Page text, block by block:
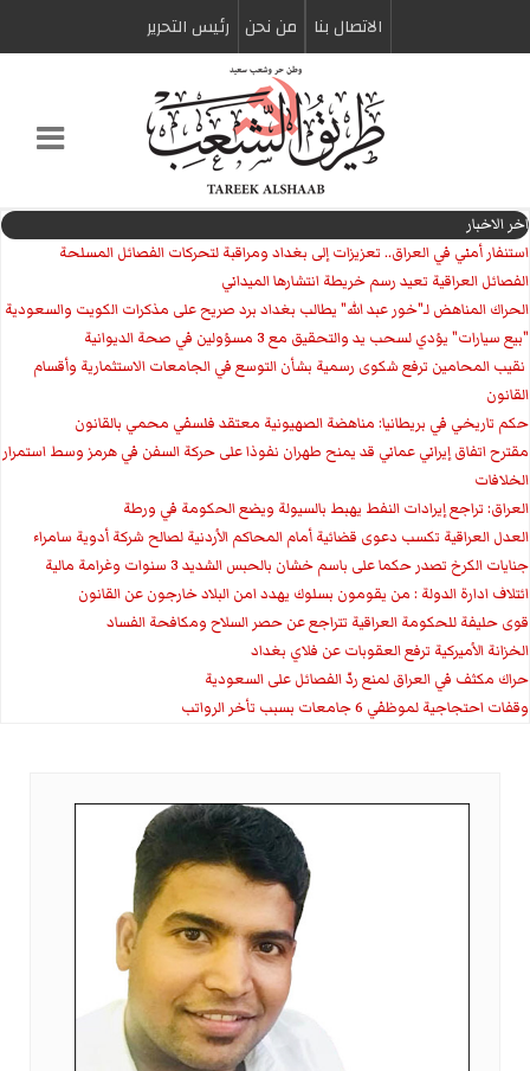
الاتصال بنا من نحن رئیس التحریر
اخر الاخبار
استنفار أمني في العراق.. تعزيزات إلى بغداد ومراقبة لتحركات الفصائل المسلحة
الفصائل العراقية تعيد رسم خريطة انتشارها الميداني
الحراك المناهض لـ"خور عبد الله" يطالب بغداد برد صريح على مذكرات الكويت والسعودية
"بيع سيارات" يؤدي لسحب يد والتحقيق مع 3 مسؤولين في صحة الديوانية
‏ نقيب المحامين ترفع شكوى رسمية بشأن التوسع في الجامعات الاستثمارية وأقسام
القانون
حكم تاريخي في بريطانيا: مناهضة الصهيونية معتقد فلسفي محمي بالقانون
مقترح اتفاق إيراني عماني قد يمنح طهران نفوذا على حركة السفن في هرمز وسط استمرار
الخلافات
العراق: تراجع إيرادات النفط يهبط بالسيولة ويضع الحكومة في ورطة
العدل العراقية تكسب دعوى قضائية أمام المحاكم الأردنية لصالح شركة أدوية سامراء
جنايات الكرخ تصدر حكما على باسم خشان بالحبس الشديد 3 سنوات وغرامة مالية
ائتلاف ادارة الدولة : من يقومون بسلوك يهدد امن البلاد خارجون عن القانون
قوى حليفة للحكومة العراقية تتراجع عن حصر السلاح ومكافحة الفساد
الخزانة الأميركية ترفع العقوبات عن فلاي بغداد
حراك مكثف في العراق لمنع ردّ الفصائل على السعودية
وقفات احتجاجية لموظفي 6 جامعات بسبب تأخر الرواتب